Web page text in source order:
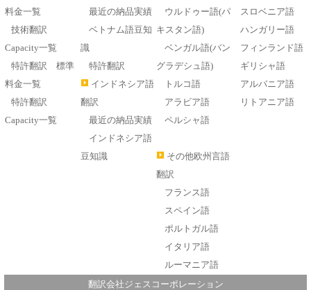
料金一覧
技術翻訳
Capacity一覧
特許翻訳 標準
料金一覧
特許翻訳
Capacity一覧
最近の納品実績
ベトナム語豆知
識
特許翻訳
インドネシア語
翻訳
最近の納品実績
インドネシア語
豆知識
ウルドゥー語(パ
キスタン語)
ベンガル語(バン
グラデシュ語)
トルコ語
アラビア語
ペルシャ語
その他欧州言語
翻訳
フランス語
スペイン語
ポルトガル語
イタリア語
ルーマニア語
スロベニア語
ハンガリー語
フィンランド語
ギリシャ語
アルバニア語
リトアニア語
翻訳会社ジェスコーポレーション